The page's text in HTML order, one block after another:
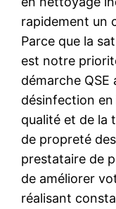
rapidement un
Parce que la
est notre
démarche
désinfection
qualité et de la
de propreté
prestataire de
de améliorer
réalisant